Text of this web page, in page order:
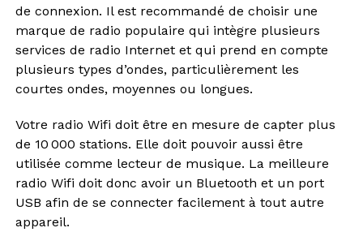
de connexion. Il est recommandé de choisir une
marque de radio populaire qui intègre plusieurs
services de radio Internet et qui prend en compte
plusieurs types d’ondes, particulièrement les
courtes ondes, moyennes ou longues.
Votre radio Wifi doit être en mesure de capter plus
de 10 000 stations. Elle doit pouvoir aussi être
utilisée comme lecteur de musique. La meilleure
radio Wifi doit donc avoir un Bluetooth et un port
USB afin de se connecter facilement à tout autre
appareil.